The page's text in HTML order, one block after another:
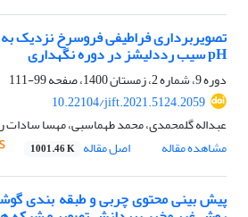
تصویربرداری فراطیفی فروسرخ نزدیک
pH سیب رددلیشز در دوره نگهداری
دوره 9، شماره 2، زمستان 1400، صفحه
99-111
10.22104/jift.2021.5124.2059
عبداله گلمحمدی، محمد طهماسبی، مهسا
مشاهده مقاله
اصل مقاله 1001.46 K
پیش بینی محتوی چربی و طبقه بندی